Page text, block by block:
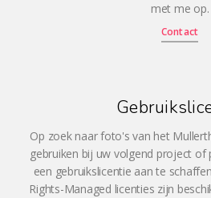
met me op.
Contact
Op zoek naar foto's van het
gebruiken bij uw volgend project of
een gebruikslicentie aan te
Rights-Managed licenties zijn